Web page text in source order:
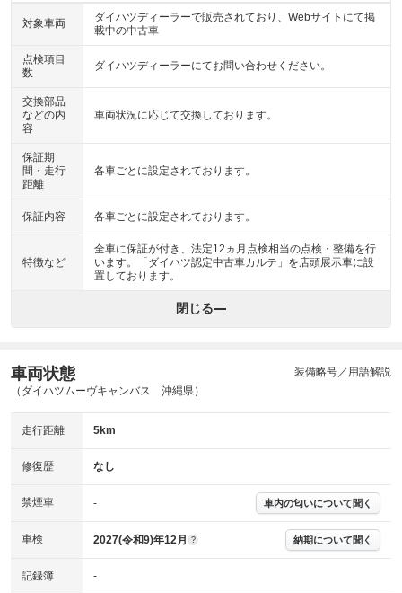
対象車両
ダイハツディーラーで販売されており、Webサイトにて掲
載中の中古車
点検項目
数
ダイハツディーラーにてお問い合わせください。
交換部品
などの内
容
車両状況に応じて交換しております。
保証期
間・走行
距離
各車ごとに設定されております。
保証内容 各車ごとに設定されております。
特徴など
全車に保証が付き、法定12ヵ月点検相当の点検・整備を行
います。「ダイハツ認定中古車カルテ」を店頭展示車に設
置しております。
閉じる
車両状態
（ダイハツムーヴキャンバス 沖縄県）
装備略号／用語解説
走行距離 5km
修復歴 なし
禁煙車 - 車内の匂いについて聞く
車検 2027(令和9)年12月 ? 納期について聞く
記録簿 -